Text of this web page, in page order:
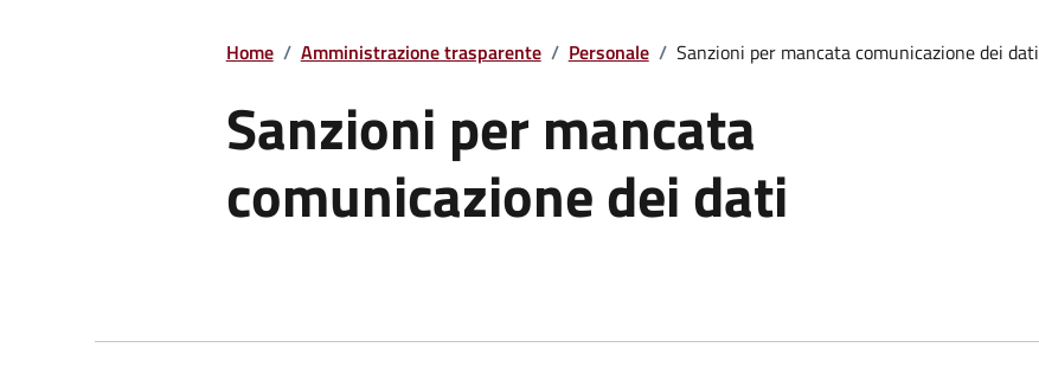
Home / Amministrazione trasparente / Personale / Sanzioni per mancata comunicazione dei dati
Sanzioni per mancata
comunicazione dei dati